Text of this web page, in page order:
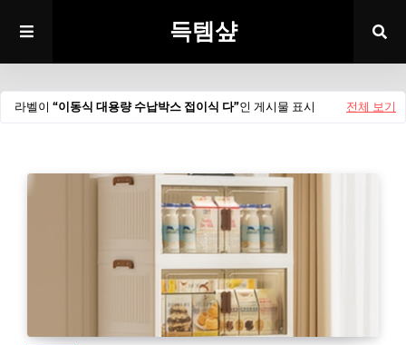
득템샾
라벨이 이동식 대용량 수납박스 접이식 다 인 게시물 표시 전체 보기